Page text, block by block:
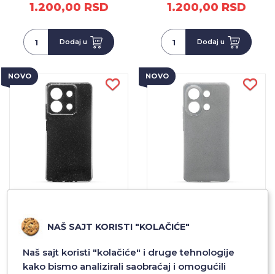
1.200,00 RSD
Dodaj u
1.200,00 RSD
Dodaj u
NOVO
5G CRNA
1.200,00 RSD
NOVO
4G SREBRNA
1.200,00 RSD
NAŠ SAJT KORISTI "KOLAČIĆE"
Naš sajt koristi "kolačiće" i druge tehnologije
kako bismo analizirali saobraćaj i omogućili